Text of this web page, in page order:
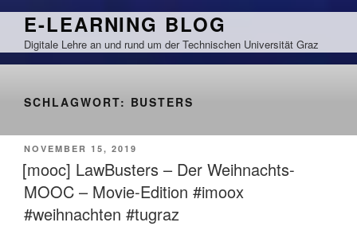
Zum
springen
E-LEARNING BLOG
Digitale Lehre an und rund um der Technischen Universität Graz
SCHLAGWORT: BUSTERS
VERÖFFENTLICHT
AM
NOVEMBER 15, 2019
[mooc] LawBusters – Der Weihnachts-
MOOC – Movie-Edition #imoox
#weihnachten #tugraz